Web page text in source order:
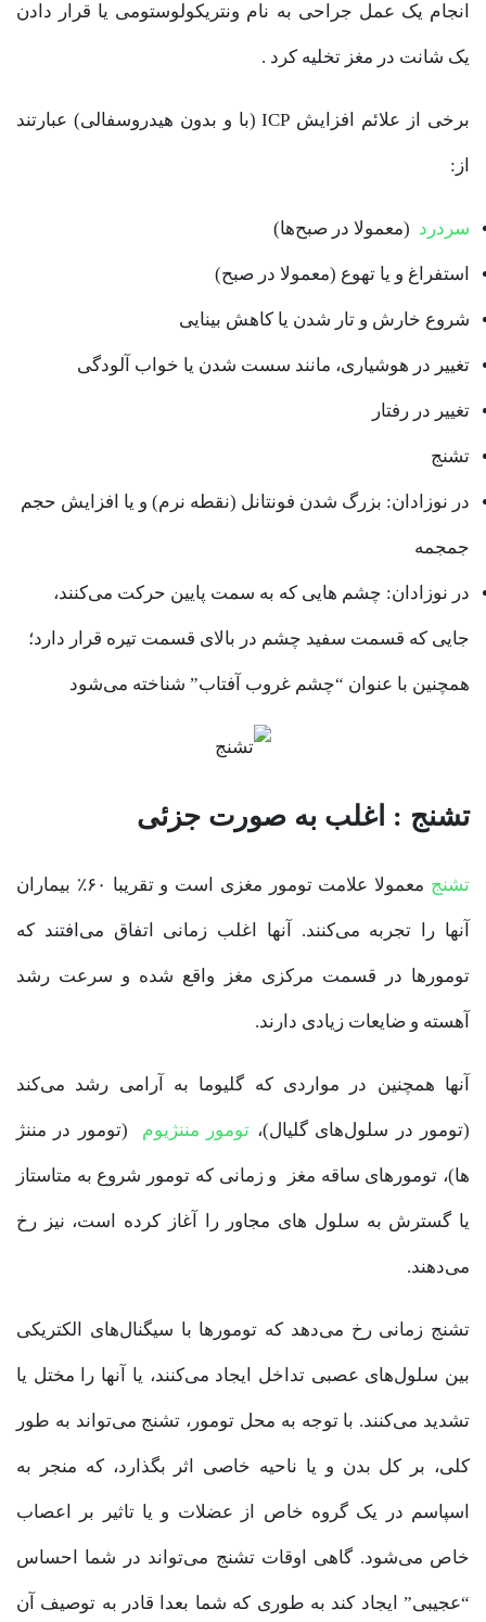
انجام یک عمل جراحی به نام ونتریکولوستومی یا قرار دادن
یک شانت در مغز تخلیه کرد .
برخی از علائم افزایش ICP (با و بدون هیدروسفالی) عبارتند
از:
سردرد (معمولا در صبح‌ها)
استفراغ و یا تهوع (معمولا در صبح)
شروع خارش و تار شدن یا کاهش بینایی
تغییر در هوشیاری، مانند سست شدن یا خواب آلودگی
تغییر در رفتار
تشنج
در نوزادان: بزرگ شدن فونتانل (نقطه نرم) و یا افزایش حجم
جمجمه
در نوزادان: چشم هایی که به سمت پایین حرکت می‌کنند،
جایی که قسمت سفید چشم در بالای قسمت تیره قرار دارد؛
همچنین با عنوان “چشم غروب آفتاب” شناخته می‌شود
تشنج : اغلب به صورت جزئی
تشنج معمولا علامت تومور مغزی است و تقریبا ۶۰٪ بیماران
آنها را تجربه می‌کنند. آنها اغلب زمانی اتفاق می‌افتند که
تومورها در قسمت مرکزی مغز واقع شده و سرعت رشد
آهسته و ضایعات زیادی دارند.
آنها همچنین در مواردی که گلیوما به آرامی رشد می‌کند
(تومور در سلول‌های گلیال)، تومور مننژیوم (تومور در مننژ
ها)، تومورهای ساقه مغز و زمانی که تومور شروع به متاستاز
یا گسترش به سلول های مجاور را آغاز کرده است، نیز رخ
می‌دهند.
تشنج زمانی رخ می‌دهد که تومورها با سیگنال‌های الکتریکی
بین سلول‌های عصبی تداخل ایجاد می‌کنند، یا آنها را مختل یا
تشدید می‌کنند. با توجه به محل تومور، تشنج می‌تواند به طور
کلی، بر کل بدن و یا ناحیه خاصی اثر بگذارد، که منجر به
اسپاسم در یک گروه خاص از عضلات و یا تاثیر بر اعصاب
خاص می‌شود. گاهی اوقات تشنج می‌تواند در شما احساس
“عجیبی” ایجاد کند به طوری که شما بعدا قادر به توصیف آن